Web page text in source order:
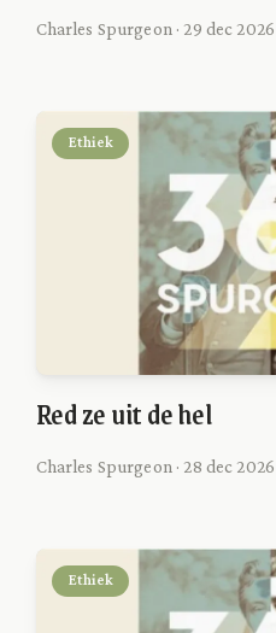
Charles Spurgeon · 29 dec 2026
Ethiek
Red ze uit de hel
Charles Spurgeon · 28 dec 2026
Ethiek